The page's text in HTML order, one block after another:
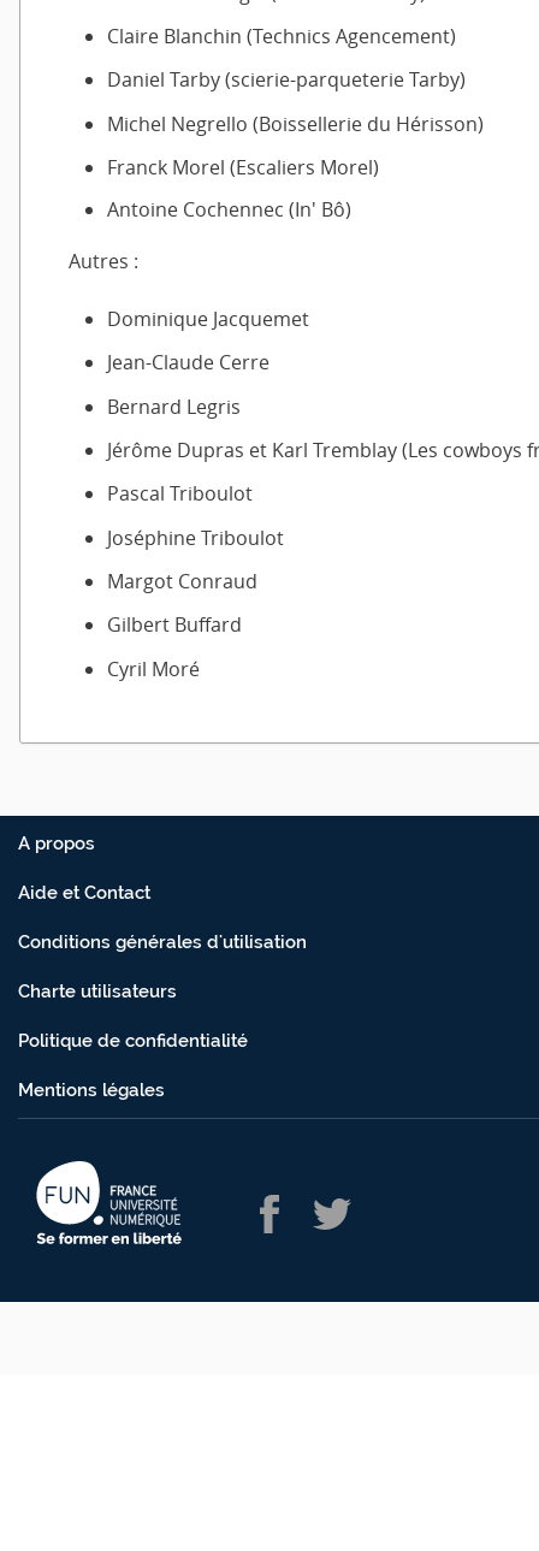
Claire Blanchin (Technics Agencement)
Daniel Tarby (scierie-parqueterie Tarby)
Michel Negrello (Boissellerie du Hérisson)
Franck Morel (Escaliers Morel)
Antoine Cochennec (In' Bô)
Autres :
Dominique Jacquemet
Jean-Claude Cerre
Bernard Legris
Jérôme Dupras et Karl Tremblay (Les cowboys
Pascal Triboulot
Joséphine Triboulot
Margot Conraud
Gilbert Buffard
Cyril Moré
A propos
Aide et Contact
Conditions générales d'utilisation
Charte utilisateurs
Politique de confidentialité
Mentions légales